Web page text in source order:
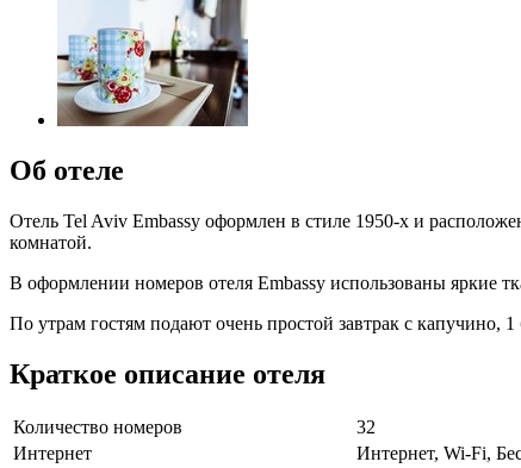
Об отеле
Отель Tel Aviv Embassy оформлен в стиле 1950-х и
комнатой.
В оформлении номеров отеля Embassy использованы яркие
По утрам гостям подают очень простой завтрак с
Краткое описание отеля
Количество номеров
32
Интернет
Интернет, Wi-Fi,